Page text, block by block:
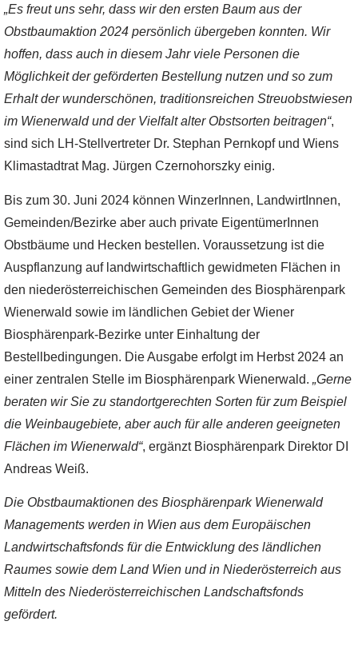
„Es freut uns sehr, dass wir den ersten Baum aus der
Obstbaumaktion 2024 persönlich übergeben konnten. Wir
hoffen, dass auch in diesem Jahr viele Personen die
Möglichkeit der geförderten Bestellung nutzen und so zum
Erhalt der wunderschönen, traditionsreichen Streuobstwiesen
im Wienerwald und der Vielfalt alter Obstsorten beitragen“,
sind sich LH-Stellvertreter Dr. Stephan Pernkopf und Wiens
Klimastadtrat Mag. Jürgen Czernohorszky einig.
Bis zum 30. Juni 2024 können WinzerInnen, LandwirtInnen,
Gemeinden/Bezirke aber auch private EigentümerInnen
Obstbäume und Hecken bestellen. Voraussetzung ist die
Auspflanzung auf landwirtschaftlich gewidmeten Flächen in
den niederösterreichischen Gemeinden des Biosphärenpark
Wienerwald sowie im ländlichen Gebiet der Wiener
Biosphärenpark-Bezirke unter Einhaltung der
Bestellbedingungen. Die Ausgabe erfolgt im Herbst 2024 an
einer zentralen Stelle im Biosphärenpark Wienerwald. „Gerne
beraten wir Sie zu standortgerechten Sorten für zum Beispiel
die Weinbaugebiete, aber auch für alle anderen geeigneten
Flächen im Wienerwald“, ergänzt Biosphärenpark Direktor DI
Andreas Weiß.
Die Obstbaumaktionen des Biosphärenpark Wienerwald
Managements werden in Wien aus dem Europäischen
Landwirtschaftsfonds für die Entwicklung des ländlichen
Raumes sowie dem Land Wien und in Niederösterreich aus
Mitteln des Niederösterreichischen Landschaftsfonds
gefördert.